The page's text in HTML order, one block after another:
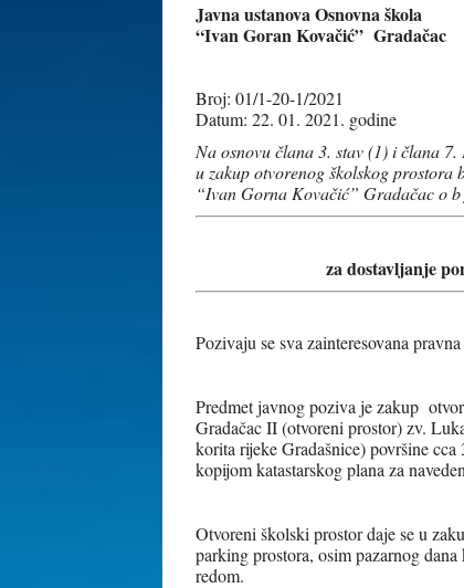
Javna ustanova Osnovna škola
“Ivan Goran Kovačić” Gradačac
Broj: 01/1-20-1/2021
Datum: 22. 01. 2021. godine
Na osnovu člana 3. stav (1) i člana
u zakup otvorenog školskog
“Ivan Gorna Kovačić” Gradačac o
za dostavljanje
Pozivaju se sva zainteresovana
Predmet javnog poziva je zakup
Gradačac II (otvoreni prostor) zv.
korita rijeke Gradašnice) površine
kopijom katastarskog plana za
Otvoreni školski prostor daje se u
parking prostora, osim pazarnog
redom.